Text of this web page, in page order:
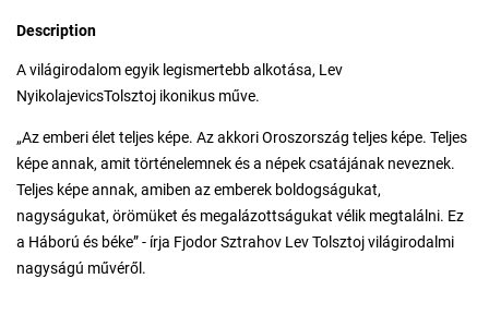
Description
A világirodalom egyik legismertebb alkotása, Lev
NyikolajevicsTolsztoj ikonikus műve.
„Az emberi élet teljes képe. Az akkori Oroszország teljes képe. Teljes
képe annak, amit történelemnek és a népek csatájának neveznek.
Teljes képe annak, amiben az emberek boldogságukat,
nagyságukat, örömüket és megalázottságukat vélik megtalálni. Ez
a Háború és béke” - írja Fjodor Sztrahov Lev Tolsztoj világirodalmi
nagyságú művéről.